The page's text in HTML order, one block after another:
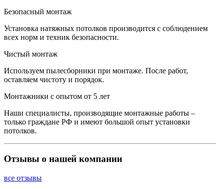
Безопасный монтаж
Установка натяжных потолков производится с соблюдением
всех норм и техник безопасности.
Чистый монтаж
Используем пылесборники при монтаже. После работ,
оставляем чистоту и порядок.
Монтажники с опытом от 5 лет
Наши специалисты, производящие монтажные работы –
только граждане РФ и имеют большой опыт установки
потолков.
Отзывы о нашей компании
все отзывы